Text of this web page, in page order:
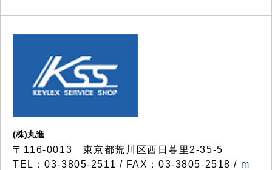
(株)丸進
〒116-0013 東京都荒川区西日暮里2-35-5
TEL：03-3805-2511 / FAX：03-3805-2518 / m